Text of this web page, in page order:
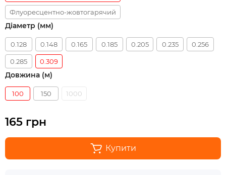
Флуоресцентно-жовтогарячий
Діаметр (мм)
0.128 0.148 0.165 0.185 0.205 0.235 0.256
0.285 0.309
Довжина (м)
100 150 1000
165 грн
Купити